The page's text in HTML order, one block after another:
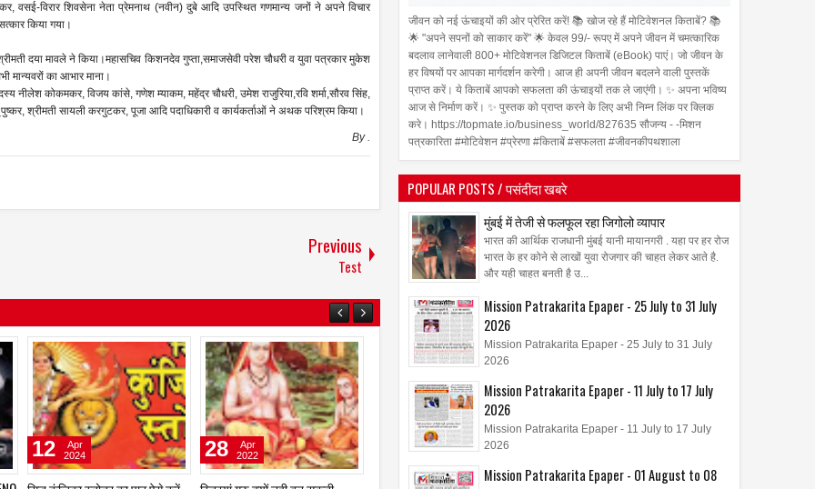
वसई-विरार शिवसेना नेता प्रेमनाथ (नवीन) दुबे आदि उपस्थित गणमान्य जनों ने अपने विचार
किया गया।
दया मावले ने किया।महासचिव किशनदेव गुप्ता,समाजसेवी परेश चौधरी व युवा पत्रकार मुकेश
मान्यवरों का आभार माना।
कोकमकर, विजय कांसे, गणेश म्याकम, महेंद्र चौधरी, उमेश राजुरिया,रवि शर्मा,सौरव सिंह,
श्रीमती सायली करगुटकर, पूजा आदि पदाधिकारी व कार्यकर्ताओं ने अथक परिश्रम किया।
By.
Previous
Test
04
Aug
2026
04
Aug
2026
Jul
जीवन को नई ऊंचाइयों की ओर प्रेरित करें! 📚 खोज रहे हैं मोटिवेशनल किताबें? 📚
🌟 "अपने सपनों को साकार करें" 🌟 केवल 99/- रूपए में अपने जीवन में चमत्कारिक
बदलाव लानेवाली 800+ मोटिवेशनल डिजिटल किताबें (eBook) पाएं। जो जीवन के
हर विषयों पर आपका मार्गदर्शन करेगी। आज ही अपनी जीवन बदलने वाली पुस्तकें
प्राप्त करें। ये किताबें आपको सफलता की ऊंचाइयों तक ले जाएंगी। ✨ अपना भविष्य
आज से निर्माण करें। ✨ पुस्तक को प्राप्त करने के लिए अभी निम्न लिंक पर क्लिक
करे। https://topmate.io/business_world/827635 सौजन्य - -मिशन
पत्रकारिता #मोटिवेशन #प्रेरणा #किताबें #सफलता #जीवनकीपथशाला
POPULAR POSTS / पसंदीदा खबरे
मुंबई में तेजी से फलफूल रहा जिगोलो व्यापार
भारत की आर्थिक राजधानी मुंबई यानी मायानगरी . यहा पर हर रोज
भारत के हर कोने से लाखों युवा रोजगार की चाहत लेकर आते है.
और यही चाहत बनती है उ...
Mission Patrakarita Epaper - 25 July to 31 July
2026
Mission Patrakarita Epaper - 25 July to 31 July
2026
Mission Patrakarita Epaper - 11 July to 17 July
2026
Mission Patrakarita Epaper - 11 July to 17 July
2026
Mission Patrakarita Epaper - 01 August to 08